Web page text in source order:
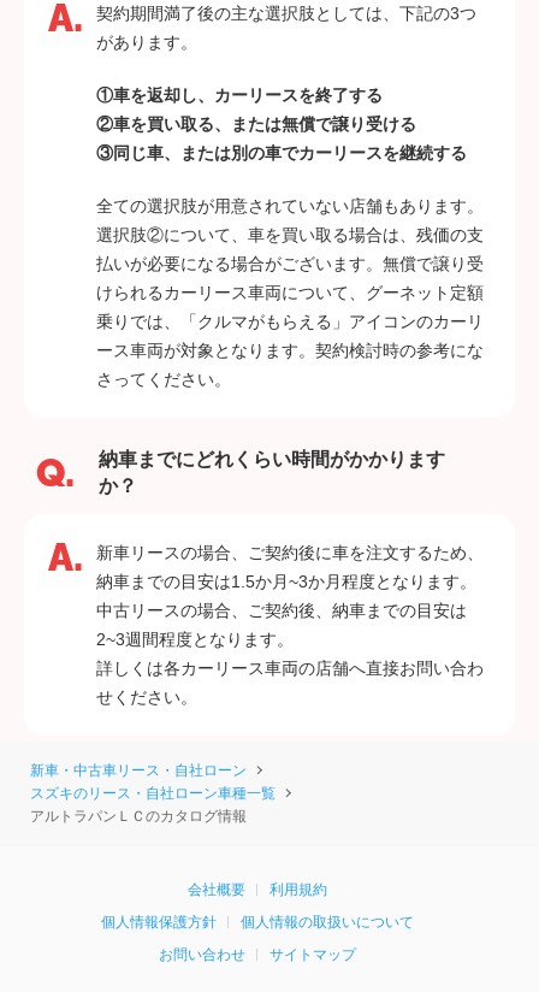
契約期間満了後の主な選択肢としては、下記の3つ
があります。
①車を返却し、カーリースを終了する
②車を買い取る、または無償で譲り受ける
③同じ車、または別の車でカーリースを継続する
全ての選択肢が用意されていない店舗もあります。
選択肢②について、車を買い取る場合は、残価の支
払いが必要になる場合がございます。無償で譲り受
けられるカーリース車両について、グーネット定額
乗りでは、「クルマがもらえる」アイコンのカーリ
ース車両が対象となります。契約検討時の参考にな
さってください。
納車までにどれくらい時間がかかります
か？
新車リースの場合、ご契約後に車を注文するため、
納車までの目安は1.5か月~3か月程度となります。
中古リースの場合、ご契約後、納車までの目安は
2~3週間程度となります。
詳しくは各カーリース車両の店舗へ直接お問い合わ
せください。
新車・中古車リース・自社ローン
スズキのリース・自社ローン車種一覧
アルトラパンＬＣのカタログ情報
会社概要
利用規約
個人情報保護方針
個人情報の取扱いについて
お問い合わせ
サイトマップ